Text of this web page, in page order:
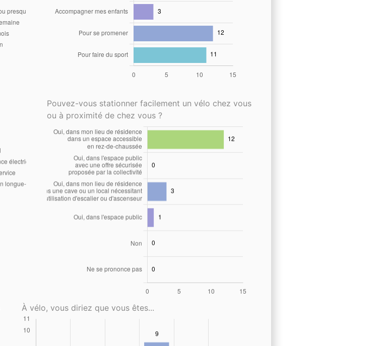
Pouvez-vous stationner facilement un vélo chez vous
ou à proximité de chez vous ?
À vélo, vous diriez que vous êtes...